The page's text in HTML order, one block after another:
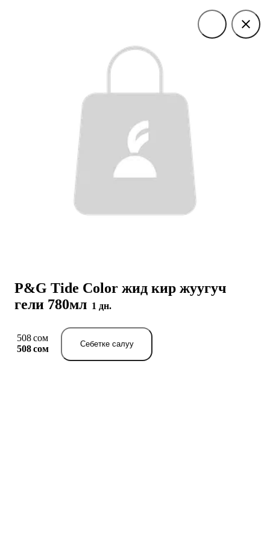
P&G Tide Color жид кир жуугуч
гели 780мл 1 дн.
508 сом
508 сом
Себетке салуу